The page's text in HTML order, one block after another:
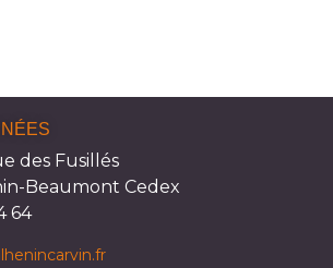
des Fusillés
Beaumont Cedex
64